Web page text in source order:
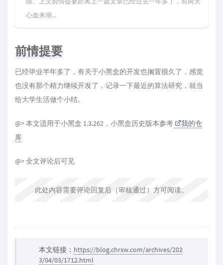
心血来潮...
前情提要
已经毕业半年多了，有关于小黑盒的开发也搁置很久了，感觉
也没有那个精力继续开发了，记录一下最近的算法研究，就当
给大学生活做个小结。
@> 本文适用于小黑盒 1.3.262，小黑盒历史版本参考
我的仓
库
@> 全文评论后可见
此处内容需要评论回复后（审核通过）方可阅读。
本文链接： https://blog.chrxw.com/archives/202
3/04/03/1712.html